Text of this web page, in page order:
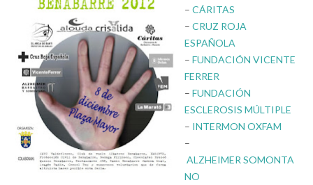
– CÁRITAS
– CRUZ ROJA
ESPAÑOLA
– FUNDACIÓN VICENTE
FERRER
– FUNDACIÓN
ESCLEROSIS MÚLTIPLE
– INTERMON OXFAM
–
ALZHEIMER SOMONTA
NO